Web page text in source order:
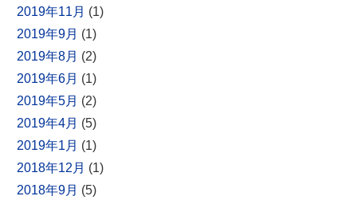
2019年11月 (1)
2019年9月 (1)
2019年8月 (2)
2019年6月 (1)
2019年5月 (2)
2019年4月 (5)
2019年1月 (1)
2018年12月 (1)
2018年9月 (5)